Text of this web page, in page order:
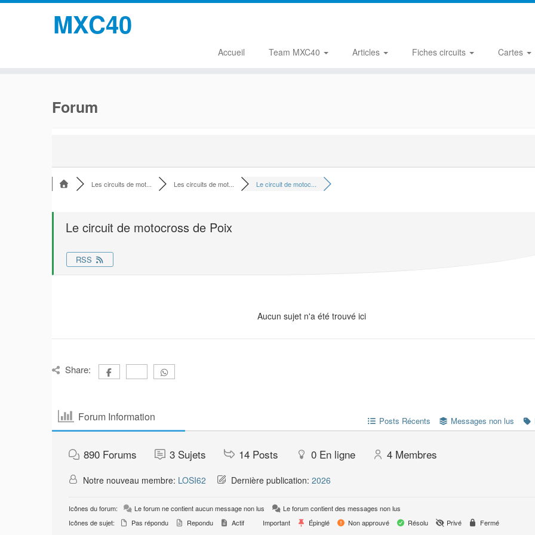
MXC40
Accueil Team MXC40 Articles Fiches circuits Cartes
Forum
Les circuits de mot... Les circuits de mot... Le circuit de motoc...
Le circuit de motocross de Poix
RSS
Aucun sujet n'a été trouvé ici
Share:
Forum Information Posts Récents Messages non lus
890 Forums 3 Sujets 14 Posts 0 En ligne 4 Membres
Notre nouveau membre: LOSI62 Dernière publication: 2026
Icônes du forum: Le forum ne contient aucun message non lus
Le forum contient des messages non lus
Icônes de sujet:
Pas répondu Repondu Actif Important Épinglé Non approuvé Résolu Privé Fermé